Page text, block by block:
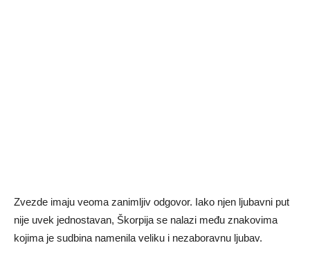
Zvezde imaju veoma zanimljiv odgovor. Iako njen ljubavni put
nije uvek jednostavan, Škorpija se nalazi među znakovima
kojima je sudbina namenila veliku i nezaboravnu ljubav.